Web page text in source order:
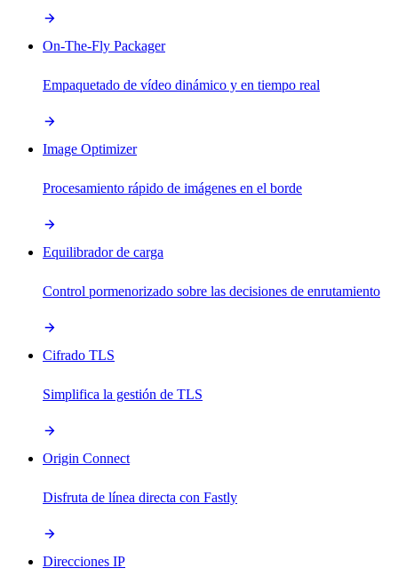
On-The-Fly Packager
Empaquetado de vídeo dinámico y en tiempo real
Image Optimizer
Procesamiento rápido de imágenes en el borde
Equilibrador de carga
Control pormenorizado sobre las decisiones de enrutamiento
Cifrado TLS
Simplifica la gestión de TLS
Origin Connect
Disfruta de línea directa con Fastly
Direcciones IP